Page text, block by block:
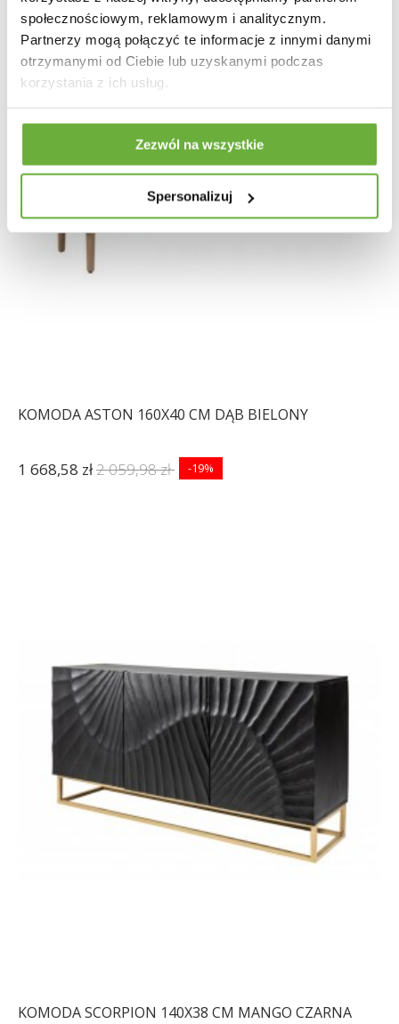
społecznościowym, reklamowym i analitycznym.
Partnerzy mogą połączyć te informacje z innymi danymi
otrzymanymi od Ciebie lub uzyskanymi podczas
korzystania z ich usług.
Zezwól na wszystkie
Spersonalizuj
KOMODA ASTON 160X40 CM DĄB BIELONY
1 668,58 zł2 059,98 zł -19%
KOMODA SCORPION 140X38 CM MANGO CZARNA